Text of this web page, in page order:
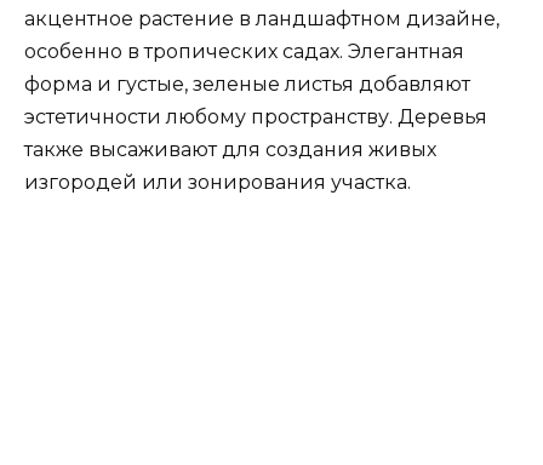
акцентное растение в ландшафтном дизайне,
особенно в тропических садах. Элегантная
форма и густые, зеленые листья добавляют
эстетичности любому пространству. Деревья
также высаживают для создания живых
изгородей или зонирования участка.